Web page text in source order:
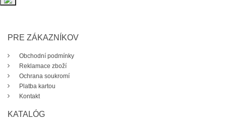
PRE ZÁKAZNÍKOV
Obchodní podmínky
Reklamace zboží
Ochrana soukromí
Platba kartou
Kontakt
KATALÓG